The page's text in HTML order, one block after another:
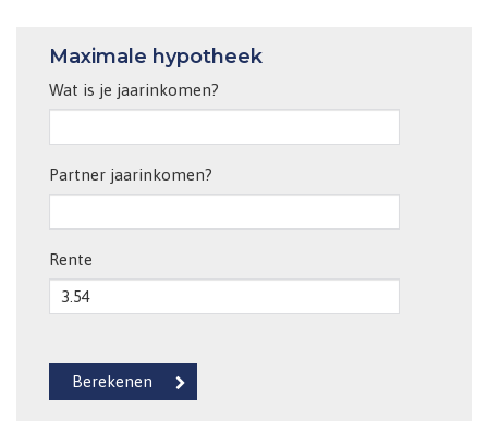
Maximale hypotheek
Wat is je jaarinkomen?
Partner jaarinkomen?
Rente